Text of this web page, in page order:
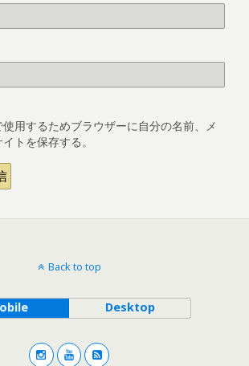
用するためブラウザーに自分の名前、メ
トを保存する。
Back to top
Desktop